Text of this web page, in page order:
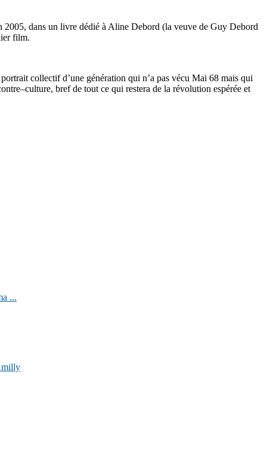
2005, dans un livre dédié à Aline Debord (la veuve de Guy Debord
film.
collectif d’une génération qui n’a pas vécu Mai 68 mais qui
bref de tout ce qui restera de la révolution espérée et
...